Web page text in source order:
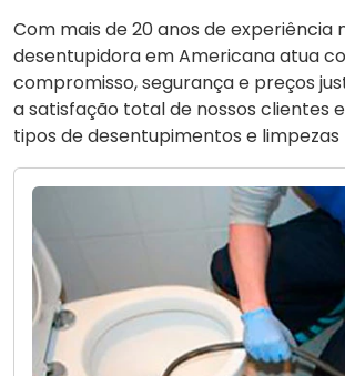
Com mais de 20 anos de experiência
desentupidora em Americana atua
compromisso, segurança e preços
a satisfação total de nossos clientes
tipos de desentupimentos e limpezas